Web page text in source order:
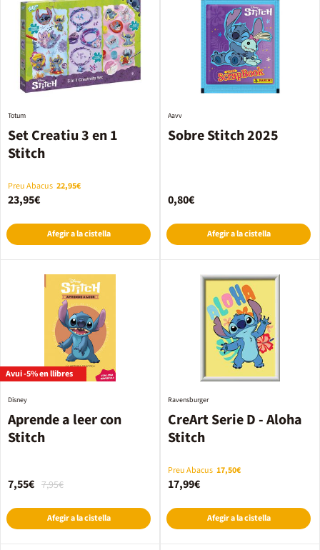
Set Creatiu 3 en 1
Stitch
Totum
Preu Abacus 22,95€
23,95€
Afegir a la cistella
Sobre Stitch 2025
Aavv
0,80€
Afegir a la cistella
Avui -5% en llibres
Aprende a leer con
Stitch
Disney
7,95€
7,55€
Afegir a la cistella
CreArt Serie D - Aloha
Stitch
Ravensburger
Preu Abacus 17,50€
17,99€
Afegir a la cistella